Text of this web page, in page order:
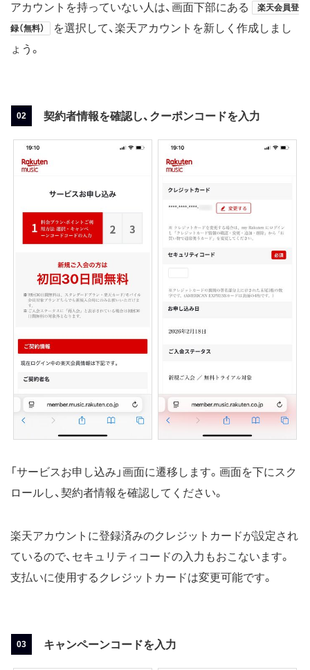
アカウントを持っていない人は、画面下部にある 楽天会員登
録（無料）
を選択して、楽天アカウントを新しく作成しまし
ょう。
契約者情報を確認し、クーポンコードを入力
「サービスお申し込み」画面に遷移します。画面を下にスク
ロールし、契約者情報を確認してください。
楽天アカウントに登録済みのクレジットカードが設定され
ているので、セキュリティコードの入力もおこないます。
支払いに使用するクレジットカードは変更可能です。
キャンペーンコードを入力